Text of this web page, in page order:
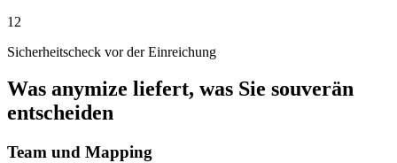
12
Sicherheitscheck vor der Einreichung
Was anymize liefert, was Sie souverän
entscheiden
Team und Mapping